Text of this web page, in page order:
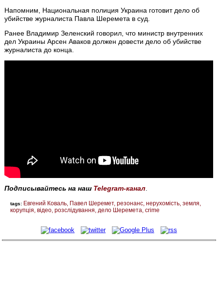
Напомним, Национальная полиция Украина готовит дело об
убийстве журналиста Павла Шеремета в суд.
Ранее Владимир Зеленский говорил, что министр внутренних
дел Украины Арсен Аваков должен довести дело об убийстве
журналиста до конца.
Подписывайтесь на наш Telegram-канал
tags: Евгений Коваль Павел Шеремет резонанс нерухомість земля
корупція відео розслідування дело Шеремета crime